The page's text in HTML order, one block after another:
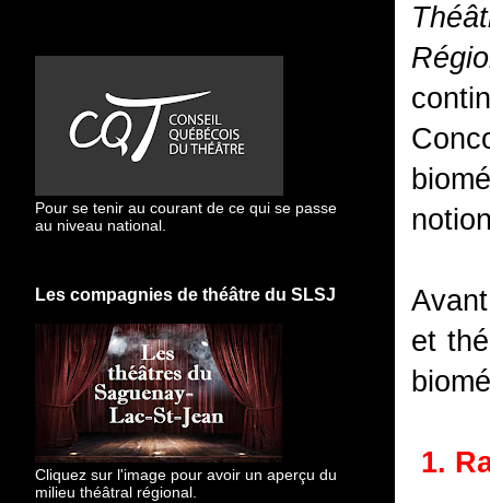
et
1.
Pour se tenir au courant de ce qui se passe
au niveau national.
Les compagnies de théâtre du SLSJ
Cliquez sur l'image pour avoir un aperçu du
milieu théâtral régional.